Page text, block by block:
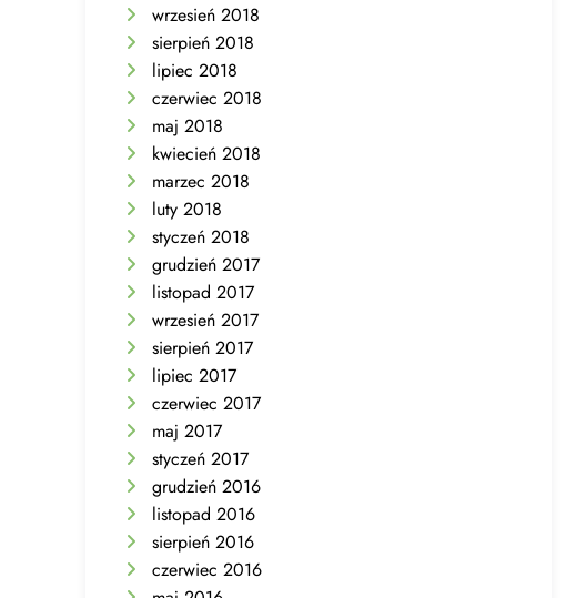
wrzesień 2018
sierpień 2018
lipiec 2018
czerwiec 2018
maj 2018
kwiecień 2018
marzec 2018
luty 2018
styczeń 2018
grudzień 2017
listopad 2017
wrzesień 2017
sierpień 2017
lipiec 2017
czerwiec 2017
maj 2017
styczeń 2017
grudzień 2016
listopad 2016
sierpień 2016
czerwiec 2016